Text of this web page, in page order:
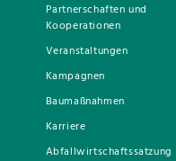
Partnerschaften und
Kooperationen
Veranstaltungen
Kampagnen
Baumaßnahmen
Karriere
Abfallwirtschaftssatzung